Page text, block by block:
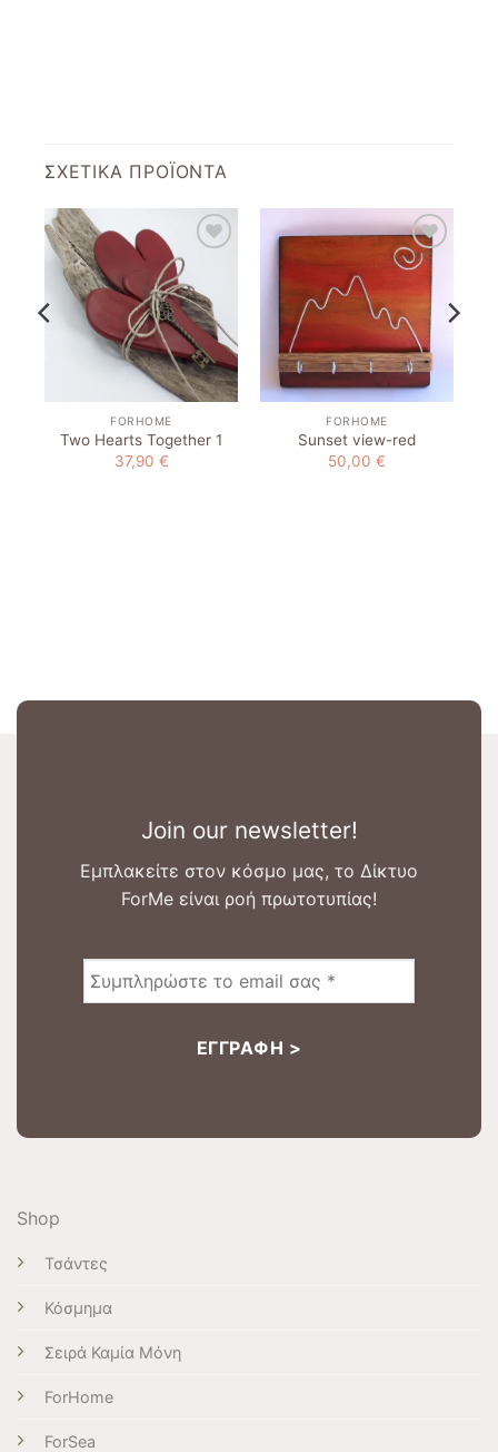
ΣΧΕΤΙΚΆ ΠΡΟΪΌΝΤΑ
Add to
wishlist
FORHOME
Two Hearts Together 1
37,90 €
Add to
wishlist
FORHOME
Sunset view-red
50,00 €
Join our newsletter!
Εμπλακείτε στον κόσμο μας, το Δίκτυο
ForMe είναι ροή πρωτοτυπίας!
Shop
Τσάντες
Κόσμημα
Σειρά Καμία Μόνη
ForHome
ForSea